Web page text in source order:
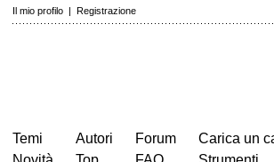
Il mio profilo | Registrazione
Temi
Autori
Forum
Carica un